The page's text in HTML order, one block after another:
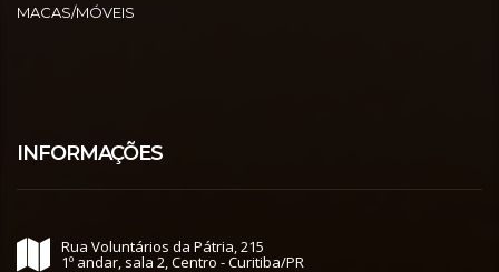
MACAS/MÓVEIS
INFORMAÇÕES
Rua Voluntários da Pátria, 215
1º andar, sala 2, Centro - Curitiba/PR